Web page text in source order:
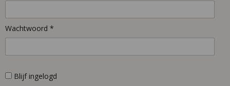
Wachtwoord *
Blijf ingelogd